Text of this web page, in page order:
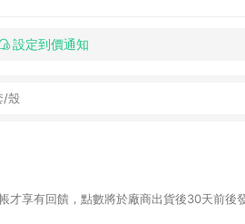
設定到價通知
/殼
有回饋，點數將於廠商出貨後30天前後發送。